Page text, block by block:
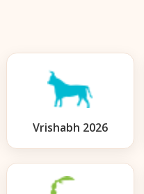
Vrishabh 2026